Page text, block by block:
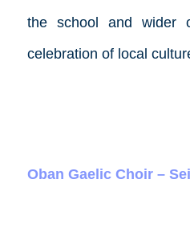
the school and wider
celebration of local
Oban Gaelic Choir –